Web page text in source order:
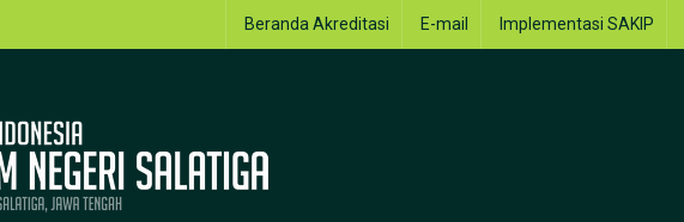
Beranda Akreditasi E-mail Implementasi SAKIP